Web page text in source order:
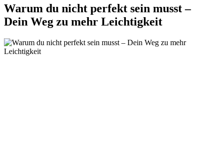
Warum du nicht perfekt sein musst –
Dein Weg zu mehr Leichtigkeit